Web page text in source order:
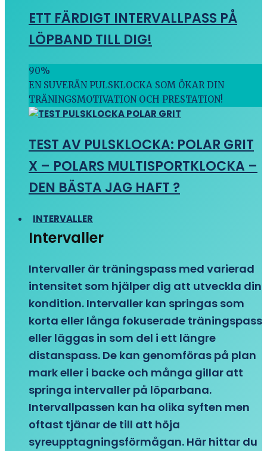
ETT FÄRDIGT INTERVALLPASS PÅ
LÖPBAND TILL DIG!
90%
EN SUVERÄN PULSKLOCKA SOM ÖKAR DIN
TRÄNINGSMOTIVATION OCH PRESTATION!
TEST AV PULSKLOCKA: POLAR GRIT
X – POLARS MULTISPORTKLOCKA –
DEN BÄSTA JAG HAFT ?
INTERVALLER
Intervaller
Intervaller är träningspass med varierad
intensitet som hjälper dig att utveckla din
kondition. Intervaller kan springas som
korta eller långa fokuserade träningspass
eller läggas in som del i ett längre
distanspass. De kan genomföras på plan
mark eller i backe och många gillar att
springa intervaller på löparbana.
Intervallpassen kan ha olika syften men
oftast tjänar de till att höja
syreupptagningsförmågan. Här hittar du